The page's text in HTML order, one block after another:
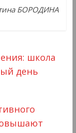
БОРОДИНА
школа
день